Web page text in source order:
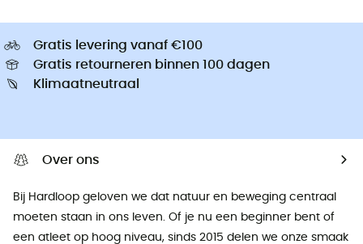
Gratis levering vanaf €100
Gratis retourneren binnen 100 dagen
Klimaatneutraal
Over ons
Bij Hardloop geloven we dat natuur en beweging centraal
moeten staan ​​in ons leven. Of je nu een beginner bent of
een atleet op hoog niveau, sinds 2015 delen we onze smaak